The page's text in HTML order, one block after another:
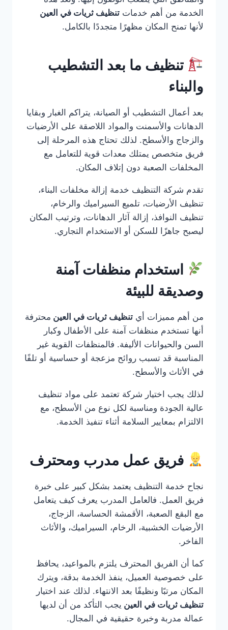
الخدمة من أهم خدمات تنظيف ثريات في العين
لأنها تمنح المكان مظهرًا متجددًا بالكامل.
تنظيف ما بعد التشطيب
والبناء
بعد أعمال التشطيب أو الصيانة، يتراكم الغبار وبقايا
الدهانات والأسمنت والمواد اللاصقة على الأرضيات
والزجاج والأسطح. لذلك تحتاج هذه المرحلة إلى
فريق متخصص يمتلك معدات قوية للتعامل مع
المخلفات الصعبة دون إتلاف المكان.
تقدم شركة التنظيف خدمة إزالة مخلفات البناء،
تنظيف الأرضيات، تلميع السيراميك والرخام،
تنظيف النوافذ، إزالة آثار الدهانات، وترتيب المكان
ليصبح جاهزًا للسكن أو الاستخدام التجاري.
استخدام منظفات آمنة
وصديقة للبيئة
من أهم مميزات أي تنظيف ثريات في العين محترفة
أنها تستخدم منظفات آمنة على الأطفال وكبار
السن والحيوانات الأليفة. فالمنظفات القوية غير
المناسبة قد تسبب روائح مزعجة أو حساسية أو تلفًا
في الأثاث والأسطح.
لذلك يجب اختيار شركة تعتمد على مواد تنظيف
عالية الجودة ومناسبة لكل نوع من الأسطح، مع
الالتزام بمعايير السلامة أثناء تنفيذ الخدمة.
فريق عمل مدرب ومحترف
نجاح خدمة التنظيف يعتمد بشكل كبير على خبرة
فريق العمل. فالعامل المدرب يعرف كيف يتعامل
مع البقع الصعبة، الأقمشة الحساسة، الزجاج،
الأرضيات الخشبية، الرخام، السيراميك، والأثاث
الفاخر.
كما أن الفريق المحترف يلتزم بالمواعيد، يحافظ
على خصوصية العميل، ينفذ الخدمة بدقة، ويترك
المكان مرتبًا ونظيفًا بعد الانتهاء. لذلك عند اختيار
تنظيف ثريات في العين يجب التأكد من أن لديها
عمالة مدربة وخبرة حقيقية في المجال.